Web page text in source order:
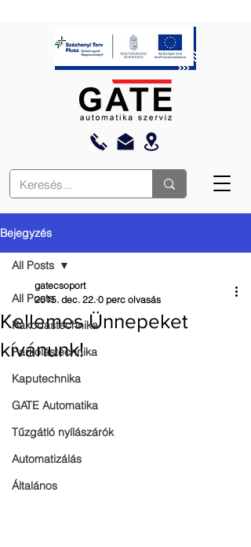
Bejegyzés
All Posts
Rakodástechnika
Parkolástechnika
Kaputechnika
GATE Automatika
Tűzgátló nyílászárók
Automatizálás
Általános
All Posts
Kellemes Ünnepeket
kívánunk!
gatecsoport
2015. dec. 22. 0 perc olvasás